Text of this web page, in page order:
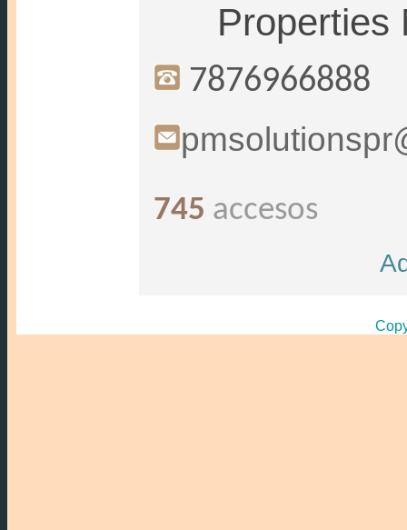
Properties
7876966888
745 accesos